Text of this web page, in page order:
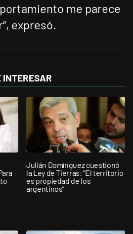
me parece
expresó.
INTERESAR
Julián Domínguez cuestionó
la Ley de Tierras: “El territorio
es propiedad de los
argentinos”